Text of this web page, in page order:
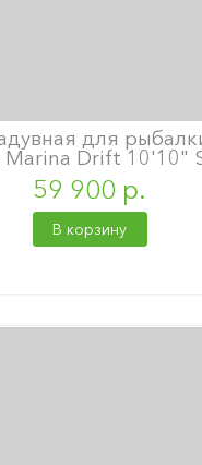
для
Marina Drift 10'10"
59 900 р.
В корзину